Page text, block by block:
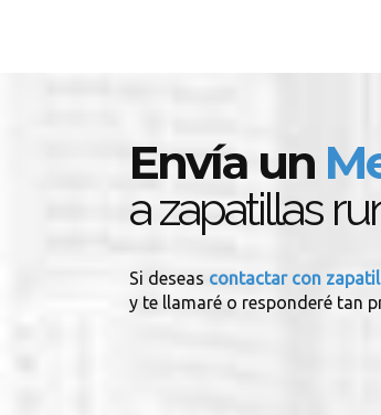
Envía un
a zapatillas
Si deseas contactar con
y te llamaré o responderé tan